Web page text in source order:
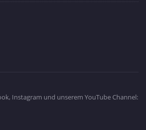
Instagram und unserem YouTube Channel: